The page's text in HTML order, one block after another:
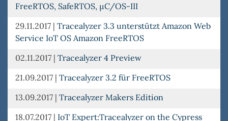
FreeRTOS, SafeRTOS, µC/OS-III
29.11.2017 | Tracealyzer 3.3 unterstützt Amazon Web
Service IoT OS Amazon FreeRTOS
02.11.2017 | Tracealyzer 4 Preview
21.09.2017 | Tracealyzer 3.2 für FreeRTOS
13.09.2017 | Tracealyzer Makers Edition
18.07.2017 | IoT Expert:Tracealyzer on the Cypress